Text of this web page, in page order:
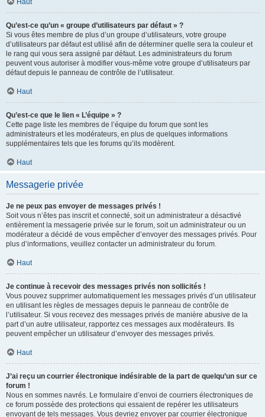
Haut
Qu’est-ce qu’un « groupe d’utilisateurs par défaut » ?
Si vous êtes membre de plus d’un groupe d’utilisateurs, votre groupe
d’utilisateurs par défaut est utilisé afin de déterminer quelle sera la couleur et
le rang qui vous sera assigné par défaut. Les administrateurs du forum
peuvent vous autoriser à modifier vous-même votre groupe d’utilisateurs par
défaut depuis le panneau de contrôle de l’utilisateur.
Haut
Qu’est-ce que le lien « L’équipe » ?
Cette page liste les membres de l’équipe du forum que sont les
administrateurs et les modérateurs, en plus de quelques informations
supplémentaires tels que les forums qu’ils modèrent.
Haut
Messagerie privée
Je ne peux pas envoyer de messages privés !
Soit vous n’êtes pas inscrit et connecté, soit un administrateur a désactivé
entièrement la messagerie privée sur le forum, soit un administrateur ou un
modérateur a décidé de vous empêcher d’envoyer des messages privés. Pour
plus d’informations, veuillez contacter un administrateur du forum.
Haut
Je continue à recevoir des messages privés non sollicités !
Vous pouvez supprimer automatiquement les messages privés d’un utilisateur
en utilisant les règles de messages depuis le panneau de contrôle de
l’utilisateur. Si vous recevez des messages privés de manière abusive de la
part d’un autre utilisateur, rapportez ces messages aux modérateurs. Ils
peuvent empêcher un utilisateur d’envoyer des messages privés.
Haut
J’ai reçu un courrier électronique indésirable de la part de quelqu’un sur ce
forum !
Nous en sommes navrés. Le formulaire d’envoi de courriers électroniques de
ce forum possède des protections qui essaient de repérer les utilisateurs
envoyant de tels messages. Vous devriez envoyer par courrier électronique